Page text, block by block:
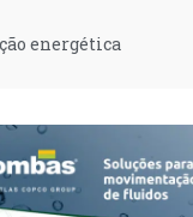
energética